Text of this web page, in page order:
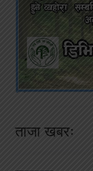
ताजा खबरः